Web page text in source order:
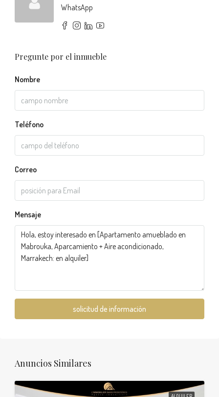
WhatsApp
Pregunte por el inmueble
Nombre
Teléfono
Correo
Mensaje
solicitud de información
Anuncios Similares